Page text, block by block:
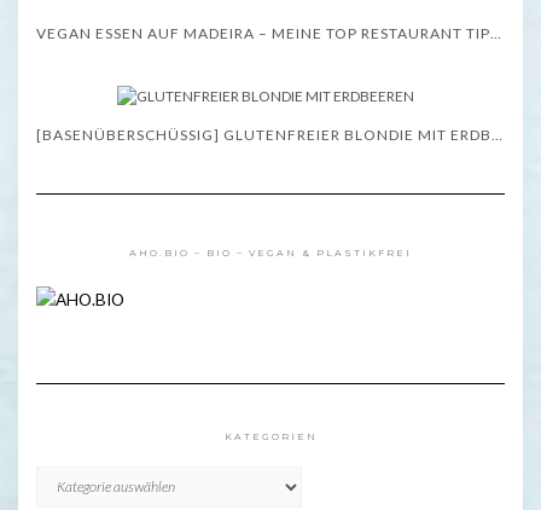
VEGAN ESSEN AUF MADEIRA – MEINE TOP RESTAURANT TIPPS – WISSENSWERTES
[BASENÜBERSCHÜSSIG] GLUTENFREIER BLONDIE MIT ERDBEEREN – REZEPT
AHO.BIO – BIO – VEGAN & PLASTIKFREI
KATEGORIEN